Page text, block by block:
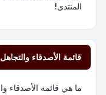
المنتدى!
قائمة الأصدقاء والتجاهل
ما هي قائمة الأصدقاء